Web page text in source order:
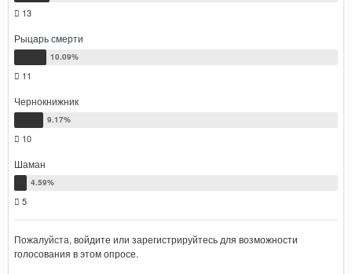
13
Рыцарь смерти
11
Чернокнижник
10
Шаман
5
Пожалуйста, войдите или зарегистрируйтесь для возможности
голосования в этом опросе.